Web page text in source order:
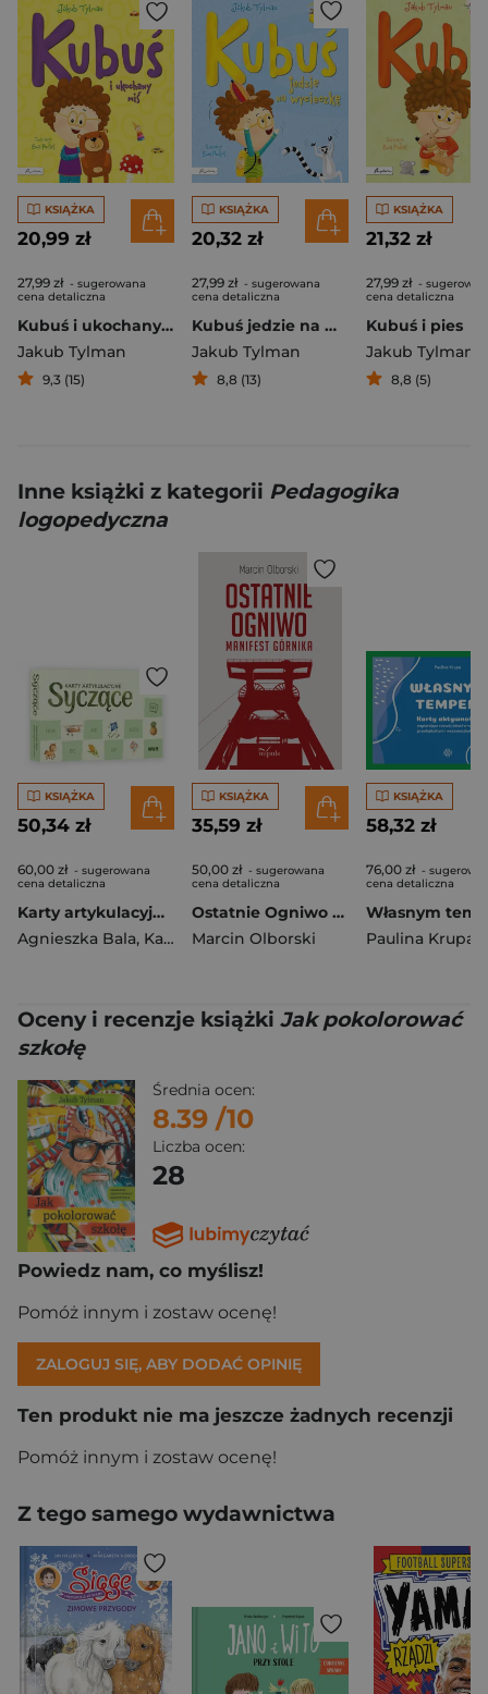
KSIĄŻKA
20,99 zł
27,99 zł - sugerowana
cena detaliczna
Kubuś i ukochany miś
Jakub Tylman
9,3 (15)
KSIĄŻKA
20,32 zł
27,99 zł - sugerowana
cena detaliczna
Kubuś jedzie na wycieczkę
Jakub Tylman
8,8 (13)
KSIĄŻKA
21,32 zł
27,99 zł -
cena detaliczna
Kubuś i pies
Jakub Tylman
8,8 (5)
Inne książki z kategorii Pedagogika
logopedyczna
KSIĄŻKA
50,34 zł
60,00 zł - sugerowana
cena detaliczna
Karty artykulacyjne Syczące
Agnieszka Bala, Katarzyna Mierczak
KSIĄŻKA
35,59 zł
50,00 zł - sugerowana
cena detaliczna
Ostatnie Ogniwo Manifest Górnika
Marcin Olborski
KSIĄŻKA
58,32 zł
76,00 zł -
cena detaliczna
Paulina Krupa
Oceny i recenzje książki Jak pokolorować
szkołę
Średnia ocen:
8.39 /10
Liczba ocen:
28
Powiedz nam, co myślisz!
Pomóż innym i zostaw ocenę!
ZALOGUJ SIĘ, ABY DODAĆ OPINIĘ
Ten produkt nie ma jeszcze żadnych recenzji
Pomóż innym i zostaw ocenę!
Z tego samego wydawnictwa